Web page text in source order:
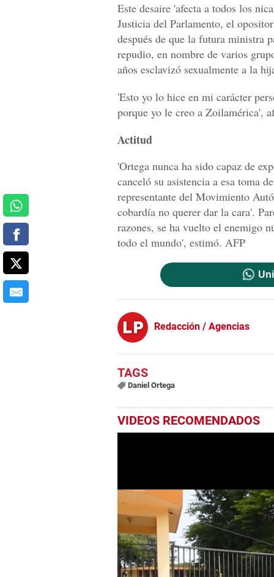
Este desaire 'afecta a todos los
Justicia del Parlamento, el
después de que la futura ministra
repudio, en nombre de varios
años esclavizó sexualmente a la
'Esto yo lo hice en mi carácter
porque yo le creo a Zoilamérica',
Actitud
'Ortega nunca ha sido capaz de
canceló su asistencia a esa toma
representante del Movimiento
cobardía no querer dar la cara'.
razones, se ha vuelto el enemigo
todo el mundo', estimó. AFP
Redacción / Agencias
Daniel Ortega
VIDEOS RECOMENDADOS